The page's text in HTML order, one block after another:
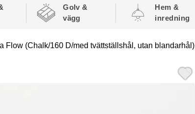
Golv &
vägg
Hem &
inredning
Flow (Chalk/160 D/med tvättställshål, utan blandarhål)